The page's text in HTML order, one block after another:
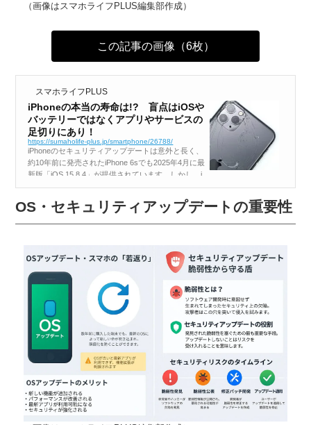
（画像はスマホライフPLUS編集部作成）
この記事の画像（6枚）
スマホライフPLUS
iPhoneの本当の寿命は!? 盲点はiOSや
バッテリーではなくアプリやサービスの
足切りにあり！
https://sumaholife-plus.jp/smartphone/26788/
iPhoneのセキュリティアップデートは意外と長く、
約10年前に発売されたiPhone 6sでも2025年4月に最
新版「iOS 15.8.4」が提供されています。しかし、i
Phoneの寿命はそれだけでは語れません。実は、盲
点になるのはアプリやサービスの足切りだったり
す...
OS・セキュリティアップデートの重要性